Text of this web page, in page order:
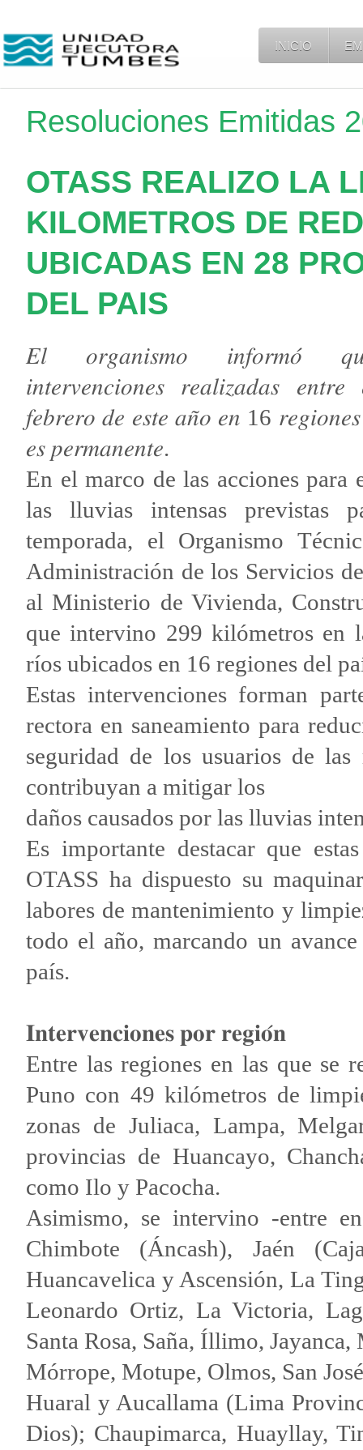
INICIO
Resoluciones Emitidas
OTASS REALIZO LA
KILOMETROS DE
UBICADAS EN 28
DEL PAIS
𝐸𝑙 𝑜𝑟𝑔𝑎𝑛𝑖𝑠𝑚𝑜 𝑖𝑛𝑓𝑜𝑟𝑚𝑜́
𝑖𝑛𝑡𝑒𝑟𝑣𝑒𝑛𝑐𝑖𝑜𝑛𝑒𝑠 𝑟𝑒𝑎𝑙𝑖𝑧𝑎𝑑𝑎𝑠
𝑓𝑒𝑏𝑟𝑒𝑟𝑜 𝑑𝑒 𝑒𝑠𝑡𝑒 𝑎𝑛̃𝑜 𝑒𝑛 16
𝑒𝑠 𝑝𝑒𝑟𝑚𝑎𝑛𝑒𝑛𝑡𝑒.
En el marco de las acciones para
las lluvias intensas previstas
temporada, el Organismo
Administración de los Servicios
al Ministerio de Vivienda,
que intervino 299 kilómetros en
ríos ubicados en 16 regiones del
Estas intervenciones forman
rectora en saneamiento para
seguridad de los usuarios de
contribuyan a mitigar los
daños causados por las lluvias
Es importante destacar que
OTASS ha dispuesto su
labores de mantenimiento y
todo el año, marcando un
país.
𝐈𝐧𝐭𝐞𝐫𝐯𝐞𝐧𝐜𝐢𝐨𝐧𝐞𝐬 𝐩𝐨𝐫 𝐫𝐞𝐠𝐢𝐨́𝐧
Entre las regiones en las que se
Puno con 49 kilómetros de
zonas de Juliaca, Lampa,
provincias de Huancayo,
como Ilo y Pacocha.
Asimismo, se intervino -entre
Chimbote (Áncash), Jaén
Huancavelica y Ascensión, La
Leonardo Ortiz, La Victoria,
Santa Rosa, Saña, Íllimo,
Mórrope, Motupe, Olmos, San
Huaral y Aucallama (Lima
Dios); Chaupimarca, Huayllay,